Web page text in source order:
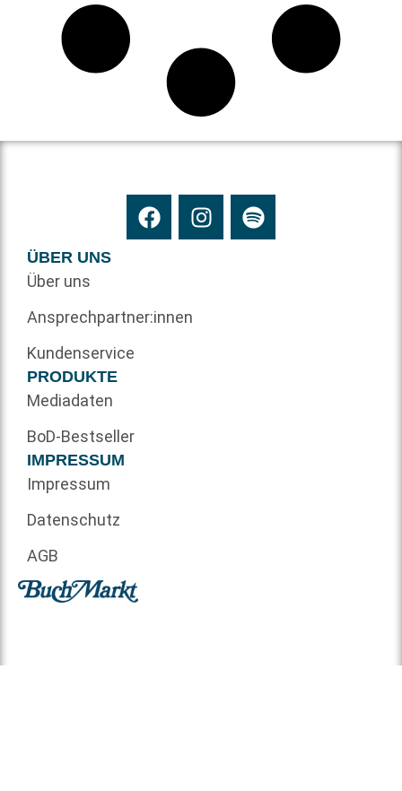
ÜBER UNS
Über uns
Ansprechpartner:innen
Kundenservice
PRODUKTE
Mediadaten
BoD-Bestseller
IMPRESSUM
Impressum
Datenschutz
AGB